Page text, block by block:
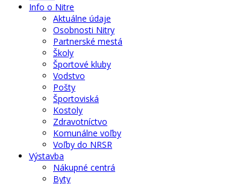
Info o Nitre
Aktuálne údaje
Osobnosti Nitry
Partnerské mestá
Školy
Športové kluby
Vodstvo
Pošty
Športoviská
Kostoly
Zdravotníctvo
Komunálne voľby
Voľby do NRSR
Výstavba
Nákupné centrá
Byty